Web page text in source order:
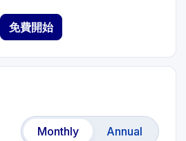
免費開始
Monthly Annual